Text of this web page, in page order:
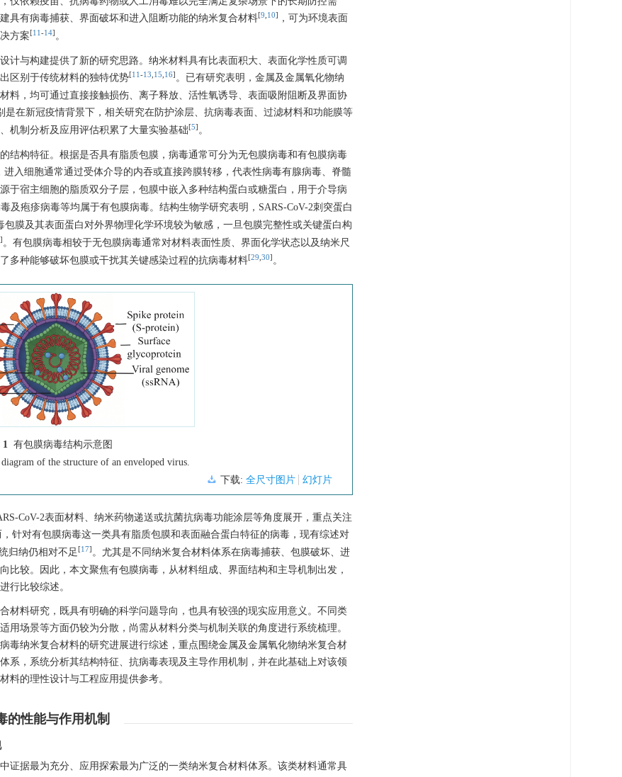
具有病毒捕获、界面破坏和进入阻断功能的纳米复合材料[9 10]
，可为环境表面
方案[11 -14] 。
计与构建提供了新的研究思路。纳米材料具有比表面积大、表面化学性质可调
区别于传统材料的独特优势[11 -13 15 16] 。已有研究表明，金属及金属氧化物纳
料，均可通过直接接触损伤、离子释放、活性氧诱导、表面吸附阻断及界面协
是在新冠疫情背景下，相关研究在防护涂层、抗病毒表面、过滤材料和功能膜等
机制分析及应用评估积累了大量实验基础[5] 。
结构特征。根据是否具有脂质包膜，病毒通常可分为无包膜病毒和有包膜病毒
入细胞通常通过受体介导的内吞或直接跨膜转移，代表性病毒有腺病毒、脊髓
于宿主细胞的脂质双分子层，包膜中嵌入多种结构蛋白或糖蛋白，用于介导病
及疱疹病毒等均属于有包膜病毒。结构生物学研究表明，SARS-CoV-2刺突蛋白
包膜及其表面蛋白对外界物理化学环境较为敏感，一旦包膜完整性或关键蛋白构
] 。有包膜病毒相较于无包膜病毒通常对材料表面性质、界面化学状态以及纳米尺
多种能够破坏包膜或干扰其关键感染过程的抗病毒材料[29 30] 。
1 有包膜病毒结构示意图
diagram of the structure of an enveloped virus.
下载: 全尺寸图片 幻灯片
CoV-2表面材料、纳米药物递送或抗菌抗病毒功能涂层等角度展开，重点关注
，针对有包膜病毒这一类具有脂质包膜和表面融合蛋白特征的病毒，现有综述对
归纳仍相对不足 [17] 。尤其是不同纳米复合材料体系在病毒捕获、包膜破坏、进
比较。因此，本文聚焦有包膜病毒，从材料组成、界面结构和主导机制出发，
行比较综述。
材料研究，既具有明确的科学问题导向，也具有较强的现实应用意义。不同类
场景等方面仍较为分散，尚需从材料分类与机制关联的角度进行系统梳理。
毒纳米复合材料的研究进展进行综述，重点围绕金属及金属氧化物纳米复合材
系，系统分析其结构特征、抗病毒表现及主导作用机制，并在此基础上对该领
料的理性设计与工程应用提供参考。
性能与作用机制
证据最为充分、应用探索最为广泛的一类纳米复合材料体系。该类材料通常具